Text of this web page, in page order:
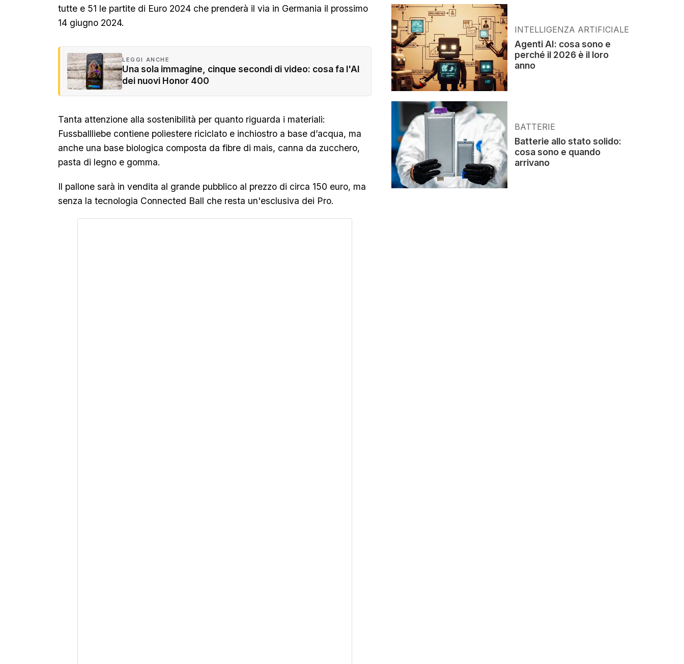
tutte e 51 le partite di Euro 2024 che prenderà il via in Germania il prossimo
14 giugno 2024.
LEGGI ANCHE
Una sola immagine, cinque secondi di video: cosa fa l'AI
dei nuovi Honor 400
Tanta attenzione alla sostenibilità per quanto riguarda i materiali:
Fussballliebe contiene poliestere riciclato e inchiostro a base d’acqua, ma
anche una base biologica composta da fibre di mais, canna da zucchero,
pasta di legno e gomma.
Il pallone sarà in vendita al grande pubblico al prezzo di circa 150 euro, ma
senza la tecnologia Connected Ball che resta un'esclusiva dei Pro.
INTELLIGENZA ARTIFICIALE
Agenti AI: cosa sono e
perché il 2026 è il loro
anno
BATTERIE
Batterie allo stato solido:
cosa sono e quando
arrivano